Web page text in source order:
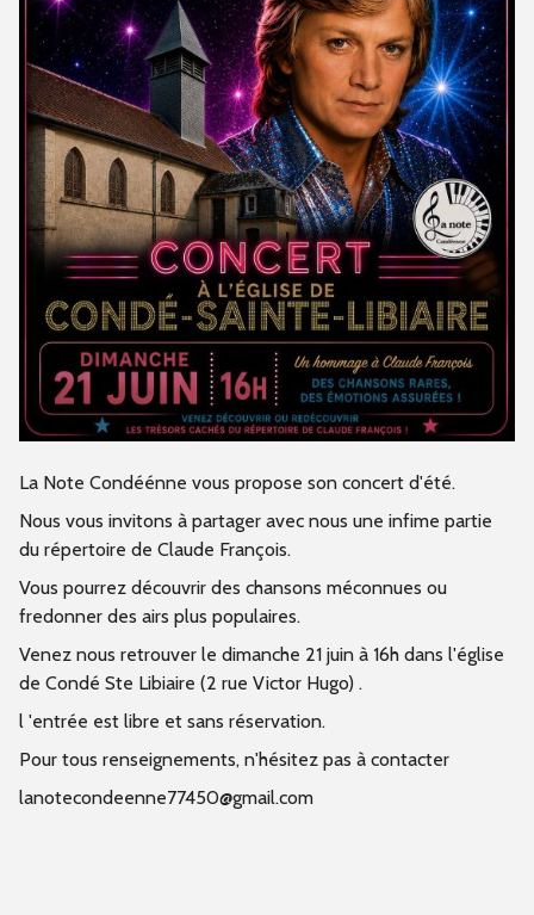
La Note Condéénne vous propose son concert d'été.
Nous vous invitons à partager avec nous une infime partie
du répertoire de Claude François.
Vous pourrez découvrir des chansons méconnues ou
fredonner des airs plus populaires.
Venez nous retrouver le dimanche 21 juin à 16h dans l'église
de Condé Ste Libiaire (2 rue Victor Hugo) .
l 'entrée est libre et sans réservation.
Pour tous renseignements, n'hésitez pas à contacter
lanotecondeenne77450@gmail.com